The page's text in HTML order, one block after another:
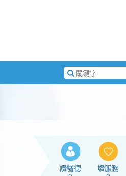
搜
尋
讚醫德
讚服務